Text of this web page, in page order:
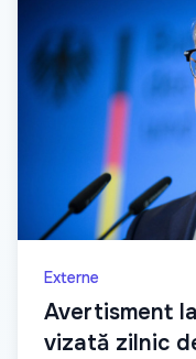
Externe
Avertisment
vizată zilnic